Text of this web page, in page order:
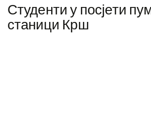
Студенти у посјети
станици Крш